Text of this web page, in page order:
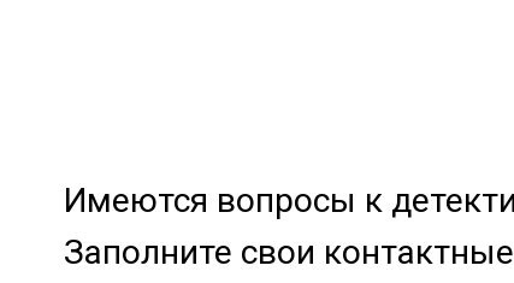
Имеются вопросы к
Заполните свои